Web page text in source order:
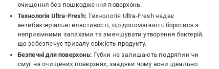
очищення без пошкодження поверхонь.
Технологія Ultra-Fresh: Технологія Ultra-Fresh надає
антибактеріальні властивості, що допомагають боротися з
неприємними запахами та зменшувати утворення бактерій,
що забезпечує тривалу свіжість продукту.
Безпечні для поверхонь: Губки не залишають подряпин чи
смуг на очищених поверхнях, завдяки чому вони ідеально